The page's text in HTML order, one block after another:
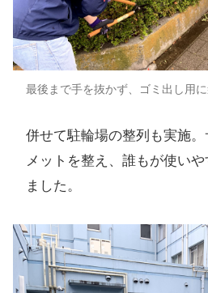
最後まで手を抜かず、ゴミ出し用
併せて駐輪場の整列も実施
メットを整え、誰もが使い
ました。